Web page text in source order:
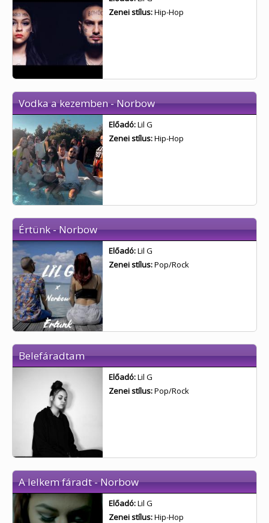
Zenei stílus:Hip-Hop
Vodka a kezemben - Norbow
Előadó:Lil G
Zenei stílus:Hip-Hop
Értünk - Norbow
Előadó:Lil G
Zenei stílus:Pop/Rock
Belefáradtam
Előadó:Lil G
Zenei stílus:Pop/Rock
A lelkem fáradt - Norbow
Előadó:Lil G
Zenei stílus:Hip-Hop